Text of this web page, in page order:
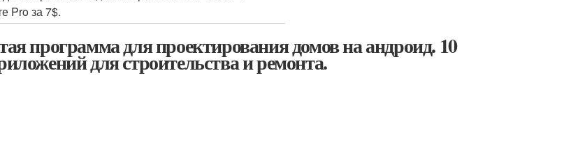
Pro за 7$.
программа для проектирования домов на андроид. 10
для строительства и ремонта.